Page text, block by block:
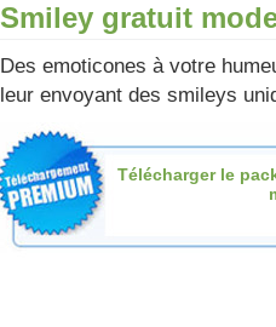
Smiley gratuit
Des emoticones à votre
leur envoyant des smileys
Télécharger le